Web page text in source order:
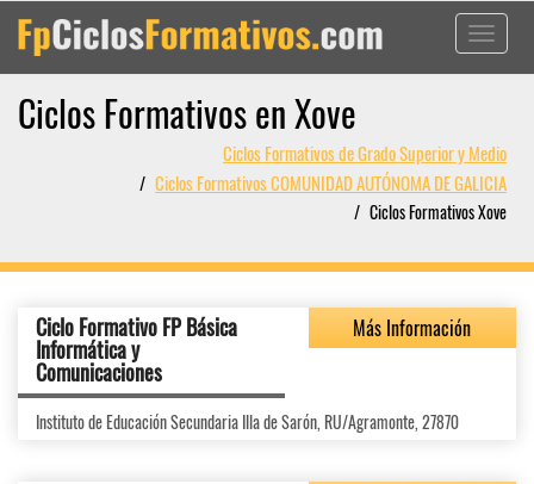
Toggle
Ciclos Formativos en Xove
Ciclos Formativos de Grado Superior y Medio
Ciclos Formativos COMUNIDAD AUTÓNOMA DE GALICIA
Ciclos Formativos Xove
Ciclo Formativo FP Básica
Informática y
Comunicaciones
Más Información
Instituto de Educación Secundaria Illa de Sarón, RU/Agramonte, 27870